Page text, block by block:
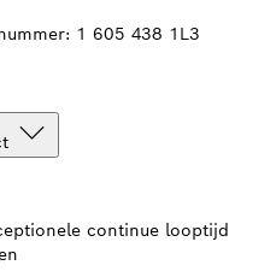
1 605 438 1L3
continue looptijd